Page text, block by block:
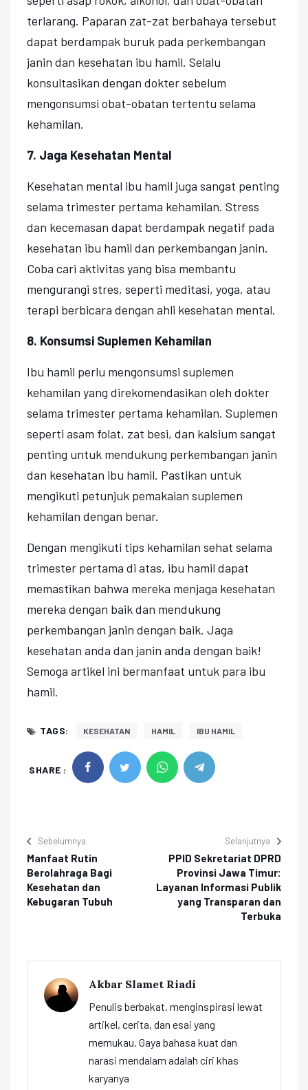
terlarang. Paparan zat-zat berbahaya tersebut
dapat berdampak buruk pada perkembangan
janin dan kesehatan ibu hamil. Selalu
konsultasikan dengan dokter sebelum
mengonsumsi obat-obatan tertentu selama
kehamilan.
7. Jaga Kesehatan Mental
Kesehatan mental ibu hamil juga sangat penting
selama trimester pertama kehamilan. Stress
dan kecemasan dapat berdampak negatif pada
kesehatan ibu hamil dan perkembangan janin.
Coba cari aktivitas yang bisa membantu
mengurangi stres, seperti meditasi, yoga, atau
terapi berbicara dengan ahli kesehatan mental.
8. Konsumsi Suplemen Kehamilan
Ibu hamil perlu mengonsumsi suplemen
kehamilan yang direkomendasikan oleh dokter
selama trimester pertama kehamilan. Suplemen
seperti asam folat, zat besi, dan kalsium sangat
penting untuk mendukung perkembangan janin
dan kesehatan ibu hamil. Pastikan untuk
mengikuti petunjuk pemakaian suplemen
kehamilan dengan benar.
Dengan mengikuti tips kehamilan sehat selama
trimester pertama di atas, ibu hamil dapat
memastikan bahwa mereka menjaga kesehatan
mereka dengan baik dan mendukung
perkembangan janin dengan baik. Jaga
kesehatan anda dan janin anda dengan baik!
Semoga artikel ini bermanfaat untuk para ibu
hamil.
TAGS: KESEHATAN HAMIL IBU HAMIL
SHARE :
Sebelumnya
Manfaat Rutin
Berolahraga Bagi
Kesehatan dan
Kebugaran Tubuh
Selanjutnya
PPID Sekretariat DPRD
Provinsi Jawa Timur:
Layanan Informasi Publik
yang Transparan dan
Terbuka
Akbar Slamet Riadi
Penulis berbakat, menginspirasi lewat
artikel, cerita, dan esai yang
memukau. Gaya bahasa kuat dan
narasi mendalam adalah ciri khas
karyanya